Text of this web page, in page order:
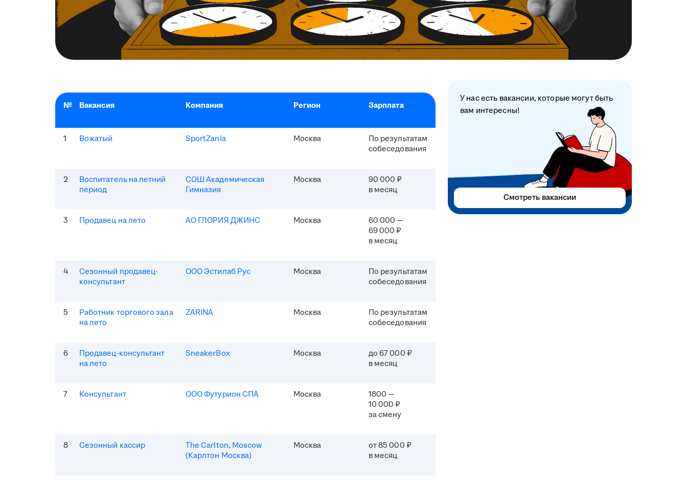
№ Вакансия Компания Регион Зарплата
1 Вожатый SportZania Москва
По результатам
собеседования
2
Воспитатель на летний
период
СОШ Академическая
Гимназия
Москва
90 000 ₽
в месяц
3 Продавец на лето АО ГЛОРИЯ ДЖИНС Москва
60 000 —
69 000 ₽
в месяц
4
Сезонный продавец-
консультант
ООО Эстилаб Рус Москва
По результатам
собеседования
5
Работник торгового зала
на лето
ZARINA Москва
По результатам
собеседования
6
Продавец-консультант
на лето
SneakerBox Москва
до 67 000 ₽
в месяц
7 Консультант ООО Футурион СПА Москва
1800 —
10 000 ₽
за смену
8 Сезонный кассир
The Carlton, Moscow
(Карлтон Москва)
Москва
от 85 000 ₽
в месяц
У нас есть вакансии, которые могут быть
вам интересны!
Смотреть вакансии